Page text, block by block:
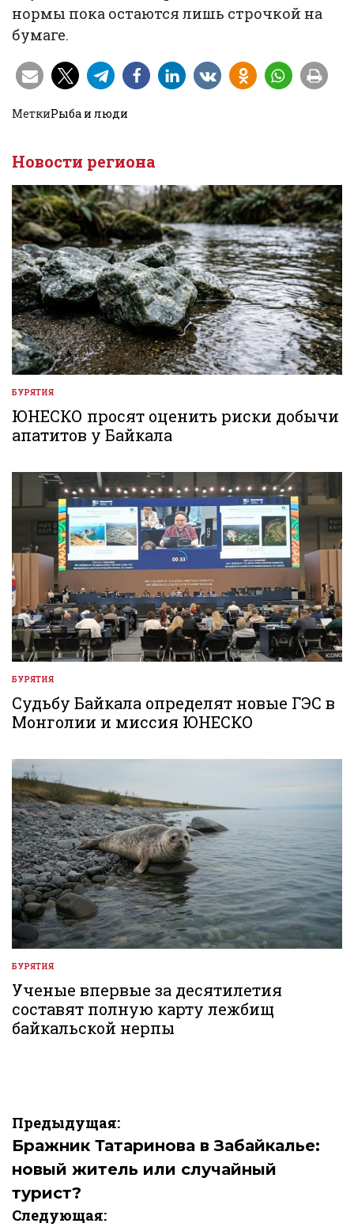
нормы пока остаются лишь строчкой на
бумаге.
МеткиРыба и люди
Новости региона
ОПУБЛИКОВАНО
В
БУРЯТИЯ
ЮНЕСКО просят оценить риски добычи
апатитов у Байкала
ОПУБЛИКОВАНО
В
БУРЯТИЯ
Судьбу Байкала определят новые ГЭС в
Монголии и миссия ЮНЕСКО
ОПУБЛИКОВАНО
В
БУРЯТИЯ
Ученые впервые за десятилетия
составят полную карту лежбищ
байкальской нерпы
Навигация
по
записям
Предыдущая:
Бражник Татаринова в Забайкалье:
новый житель или случайный
турист?
Следующая: